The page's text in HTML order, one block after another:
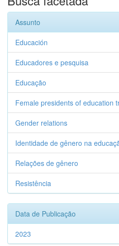
Assunto
Educación
Educadores e pesquisa
Educação
Female presidents of education
Gender relations
Identidade de gênero na
Relações de gênero
Resistência
Data de Publicação
2023